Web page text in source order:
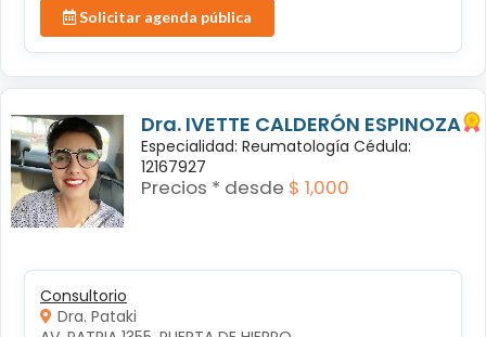
Solicitar agenda pública
Dra. IVETTE CALDERÓN ESPINOZA
Especialidad: Reumatología Cédula:
12167927
Precios * desde $ 1,000
Consultorio
Dra. Pataki